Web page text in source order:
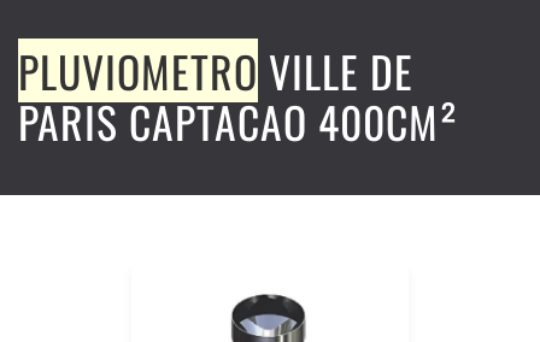
PLUVIOMETRO VILLE DE
PARIS CAPTACAO 400CM²